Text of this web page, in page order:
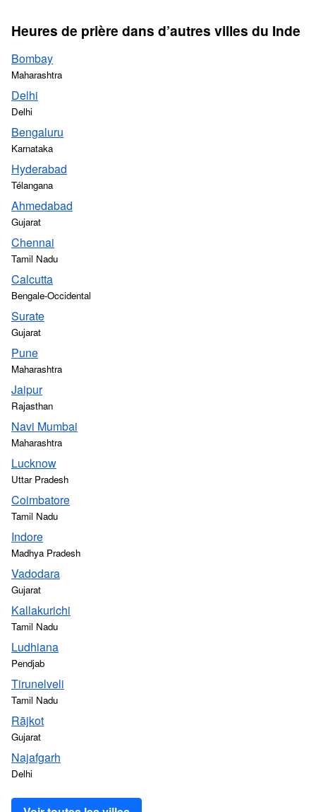
Heures de prière dans d’autres villes du Inde
Bombay
Maharashtra
Delhi
Delhi
Bengaluru
Karnataka
Hyderabad
Télangana
Ahmedabad
Gujarat
Chennai
Tamil Nadu
Calcutta
Bengale-Occidental
Surate
Gujarat
Pune
Maharashtra
Jaipur
Rajasthan
Navi Mumbai
Maharashtra
Lucknow
Uttar Pradesh
Coimbatore
Tamil Nadu
Indore
Madhya Pradesh
Vadodara
Gujarat
Kallakurichi
Tamil Nadu
Ludhiana
Pendjab
Tirunelveli
Tamil Nadu
Rājkot
Gujarat
Najafgarh
Delhi